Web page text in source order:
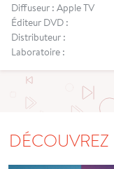
Diffuseur : Apple TV
Éditeur DVD :
Distributeur :
Laboratoire :